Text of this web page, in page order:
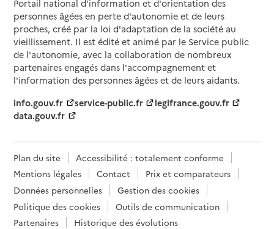
Portail national d'information et d'orientation des
personnes âgées en perte d'autonomie et de leurs
proches, créé par la loi d'adaptation de la société au
vieillissement. Il est édité et animé par le Service public
de l'autonomie, avec la collaboration de nombreux
partenaires engagés dans l'accompagnement et
l'information des personnes âgées et de leurs aidants.
info.gouv.fr
service-public.fr
legifrance.gouv.fr
data.gouv.fr
Plan du site
Accessibilité : totalement conforme
Mentions légales
Contact
Prix et comparateurs
Données personnelles
Gestion des cookies
Politique des cookies
Outils de communication
Partenaires
Historique des évolutions